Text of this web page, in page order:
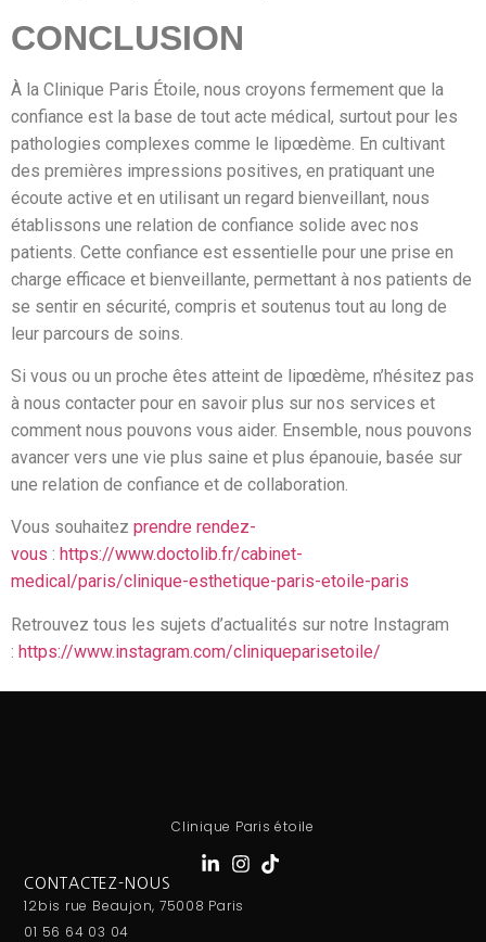
CONCLUSION
À la Clinique Paris Étoile, nous croyons fermement que la
confiance est la base de tout acte médical, surtout pour les
pathologies complexes comme le lipœdème. En cultivant
des premières impressions positives, en pratiquant une
écoute active et en utilisant un regard bienveillant, nous
établissons une relation de confiance solide avec nos
patients. Cette confiance est essentielle pour une prise en
charge efficace et bienveillante, permettant à nos patients de
se sentir en sécurité, compris et soutenus tout au long de
leur parcours de soins.
Si vous ou un proche êtes atteint de lipœdème, n’hésitez pas
à nous contacter pour en savoir plus sur nos services et
comment nous pouvons vous aider. Ensemble, nous pouvons
avancer vers une vie plus saine et plus épanouie, basée sur
une relation de confiance et de collaboration.
Vous souhaitez prendre rendez-
vous : https://www.doctolib.fr/cabinet-
medical/paris/clinique-esthetique-paris-etoile-paris
Retrouvez tous les sujets d’actualités sur notre Instagram
: https://www.instagram.com/cliniqueparisetoile/
Clinique Paris étoile
CONTACTEZ-NOUS
12bis rue Beaujon, 75008 Paris
01 56 64 03 04